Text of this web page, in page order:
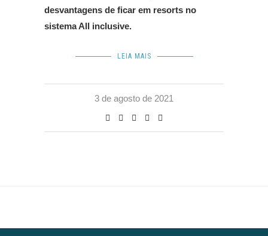
desvantagens de ficar em resorts no
sistema All inclusive.
LEIA MAIS
3 de agosto de 2021